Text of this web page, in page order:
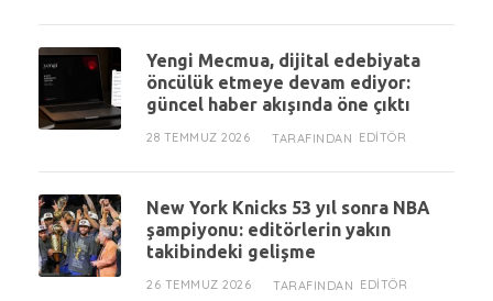
Yengi Mecmua, dijital edebiyata
öncülük etmeye devam ediyor:
güncel haber akışında öne çıktı
28 TEMMUZ 2026 TARAFINDAN EDITÖR
New York Knicks 53 yıl sonra NBA
şampiyonu: editörlerin yakın
takibindeki gelişme
26 TEMMUZ 2026 TARAFINDAN EDITÖR